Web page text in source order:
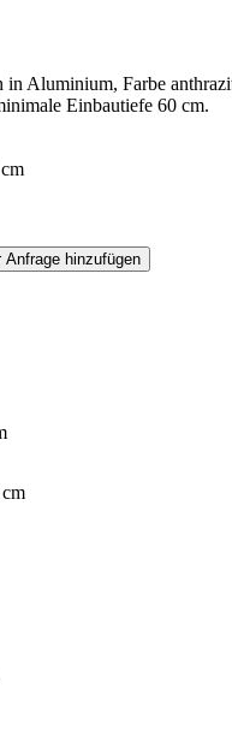
Aluminium, Farbe
Einbautiefe 60 cm.